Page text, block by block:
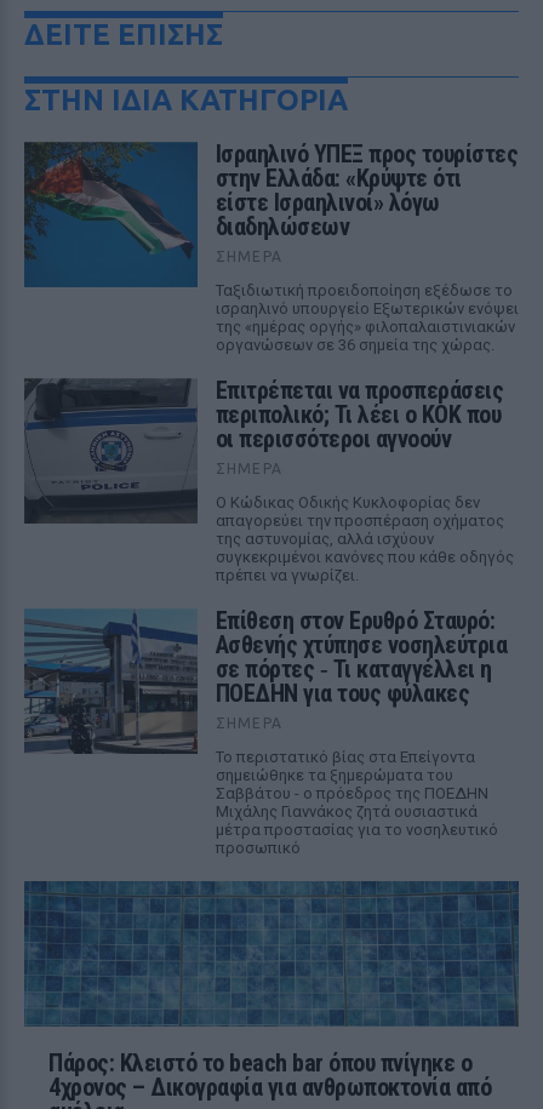
ΔΕΙΤΕ ΕΠΙΣΗΣ
ΣΤΗΝ ΙΔΙΑ ΚΑΤΗΓΟΡΙΑ
Ισραηλινό ΥΠΕΞ προς τουρίστες
στην Ελλάδα: «Κρύψτε ότι
είστε Ισραηλινοί» λόγω
διαδηλώσεων
ΣΉΜΕΡΑ
Ταξιδιωτική προειδοποίηση εξέδωσε το
ισραηλινό υπουργείο Εξωτερικών ενόψει
της «ημέρας οργής» φιλοπαλαιστινιακών
οργανώσεων σε 36 σημεία της χώρας.
Επιτρέπεται να προσπεράσεις
περιπολικό; Τι λέει ο ΚΟΚ που
οι περισσότεροι αγνοούν
ΣΉΜΕΡΑ
Ο Κώδικας Οδικής Κυκλοφορίας δεν
απαγορεύει την προσπέραση οχήματος
της αστυνομίας, αλλά ισχύουν
συγκεκριμένοι κανόνες που κάθε οδηγός
πρέπει να γνωρίζει.
Επίθεση στον Ερυθρό Σταυρό:
Ασθενής χτύπησε νοσηλεύτρια
σε πόρτες ‑ Τι καταγγέλλει η
ΠΟΕΔΗΝ για τους φύλακες
ΣΉΜΕΡΑ
Το περιστατικό βίας στα Επείγοντα
σημειώθηκε τα ξημερώματα του
Σαββάτου - ο πρόεδρος της ΠΟΕΔΗΝ
Μιχάλης Γιαννάκος ζητά ουσιαστικά
μέτρα προστασίας για το νοσηλευτικό
προσωπικό
Πάρος: Κλειστό το beach bar όπου πνίγηκε ο
4χρονος – Δικογραφία για ανθρωποκτονία από